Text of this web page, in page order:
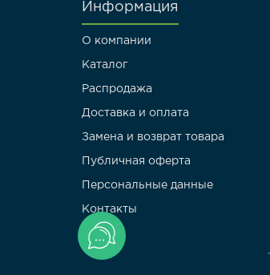
клапаном
Информация
О компании
Каталог
Распродажа
Доставка и оплата
Замена и возврат товара
Публичная оферта
Персональные данные
Контакты